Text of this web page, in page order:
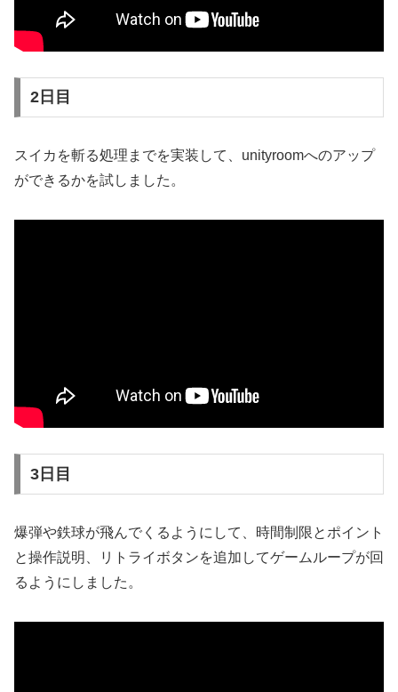
2日目
スイカを斬る処理までを実装して、unityroomへのアップ
ができるかを試しました。
3日目
爆弾や鉄球が飛んでくるようにして、時間制限とポイント
と操作説明、リトライボタンを追加してゲームループが回
るようにしました。